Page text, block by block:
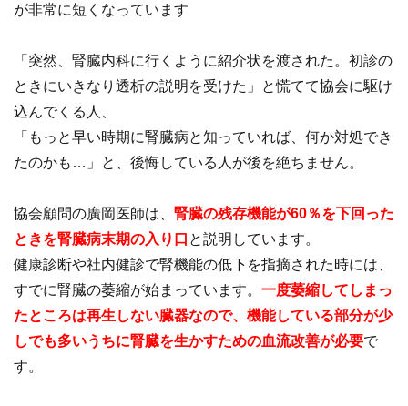
が非常に短くなっています
「突然、腎臓内科に行くように紹介状を渡された。初診の
ときにいきなり透析の説明を受けた」と慌てて協会に駆け
込んでくる人、
「もっと早い時期に腎臓病と知っていれば、何か対処でき
たのかも…」と、後悔している人が後を絶ちません。
協会顧問の廣岡医師は、 腎臓の残存機能が60％を下回った
ときを腎臓病末期の入り口 と説明しています。
健康診断や社内健診で腎機能の低下を指摘された時には、
すでに腎臓の萎縮が始まっています。 一度萎縮してしまっ
たところは再生しない臓器なので、機能している部分が少
しでも多いうちに腎臓を生かすための血流改善が必要で
す。